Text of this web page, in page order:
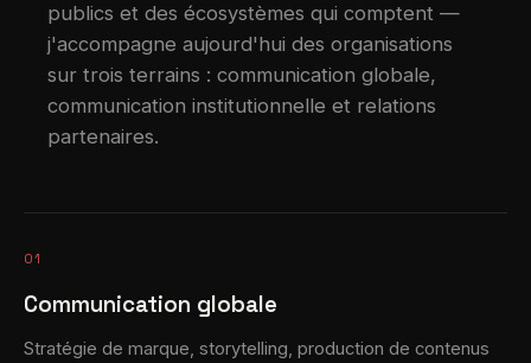
publics et des écosystèmes qui comptent —
j'accompagne aujourd'hui des organisations
sur trois terrains : communication globale,
communication institutionnelle et relations
partenaires.
01
Communication globale
Stratégie de marque, storytelling, production de contenus